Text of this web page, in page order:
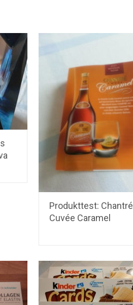
Produkttest: Chantré
Cuvée Caramel